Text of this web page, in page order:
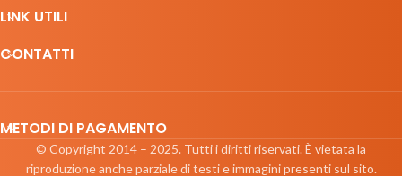
LINK UTILI
CONTATTI
METODI DI PAGAMENTO
© Copyright 2014 – 2025. Tutti i diritti riservati. È vietata la
riproduzione anche parziale di testi e immagini presenti sul sito.